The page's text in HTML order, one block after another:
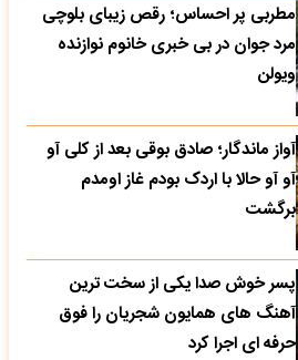
مطربی پر احساس؛ رقص زیبای بلوچی
مرد جوان در بی خبری خانوم نوازنده
ویولن
آواز ماندگار؛ صادق بوقی بعد از کلی آو
آو آو حالا با اردک بودم غاز اومدم
برگشت
پسر خوش صدا یکی از سخت ترین
آهنگ های همایون شجریان را فوق
حرفه ای اجرا کرد